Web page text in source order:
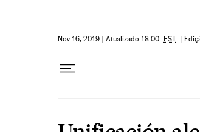
Nov 16, 2019 | Atualizado 18:00 EST |